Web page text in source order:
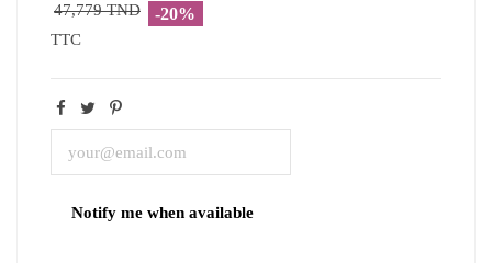
47,779 TND -20%
TTC